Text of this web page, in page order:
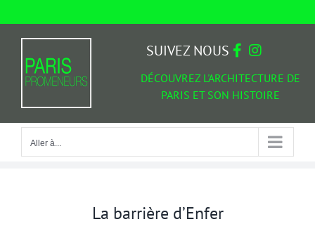
Aller à...
DÉCOUVREZ L'ARCHITECTURE DE
PARIS ET SON HISTOIRE
SUIVEZ NOUS
Aller à...
La barrière d’Enfer